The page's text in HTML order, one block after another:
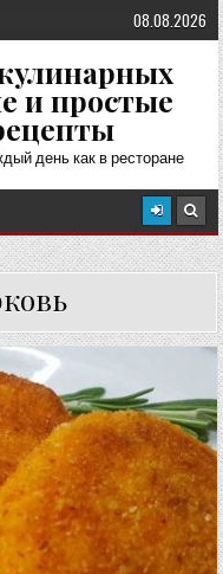
08.08.2026
и простые
день как в ресторане